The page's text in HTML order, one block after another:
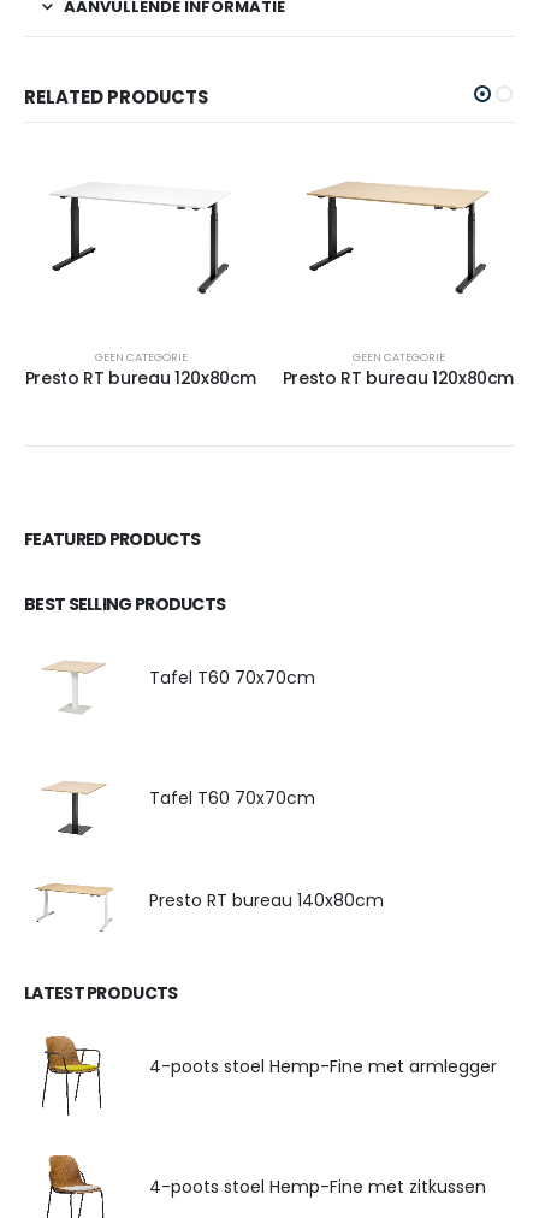
AANVULLENDE INFORMATIE
RELATED PRODUCTS
GEEN CATEGORIE
Presto RT bureau 120x80cm
GEEN CATEGORIE
Presto RT bureau 120x80cm
FEATURED PRODUCTS
BEST SELLING PRODUCTS
Tafel T60 70x70cm
Tafel T60 70x70cm
Presto RT bureau 140x80cm
LATEST PRODUCTS
4-poots stoel Hemp-Fine met armlegger
4-poots stoel Hemp-Fine met zitkussen